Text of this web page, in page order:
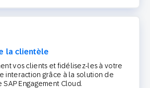
la clientèle
vos clients et fidélisez-les à votre
interaction grâce à la solution de
Engagement Cloud.